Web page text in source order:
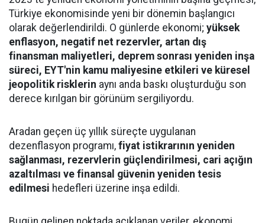
Türkiye ekonomisinde yeni bir dönemin başlangıcı
olarak değerlendirildi. O günlerde ekonomi; yüksek
enflasyon, negatif net rezervler, artan dış
finansman maliyetleri, deprem sonrası yeniden inşa
süreci, EYT'nin kamu maliyesine etkileri ve küresel
jeopolitik risklerin aynı anda baskı oluşturduğu son
derece kırılgan bir görünüm sergiliyordu.
Aradan geçen üç yıllık süreçte uygulanan
dezenflasyon programı, fiyat istikrarının yeniden
sağlanması, rezervlerin güçlendirilmesi, cari açığın
azaltılması ve finansal güvenin yeniden tesis
edilmesi hedefleri üzerine inşa edildi.